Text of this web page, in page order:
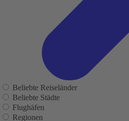
Beliebte Reiseländer
Beliebte Städte
Flughäfen
Regionen